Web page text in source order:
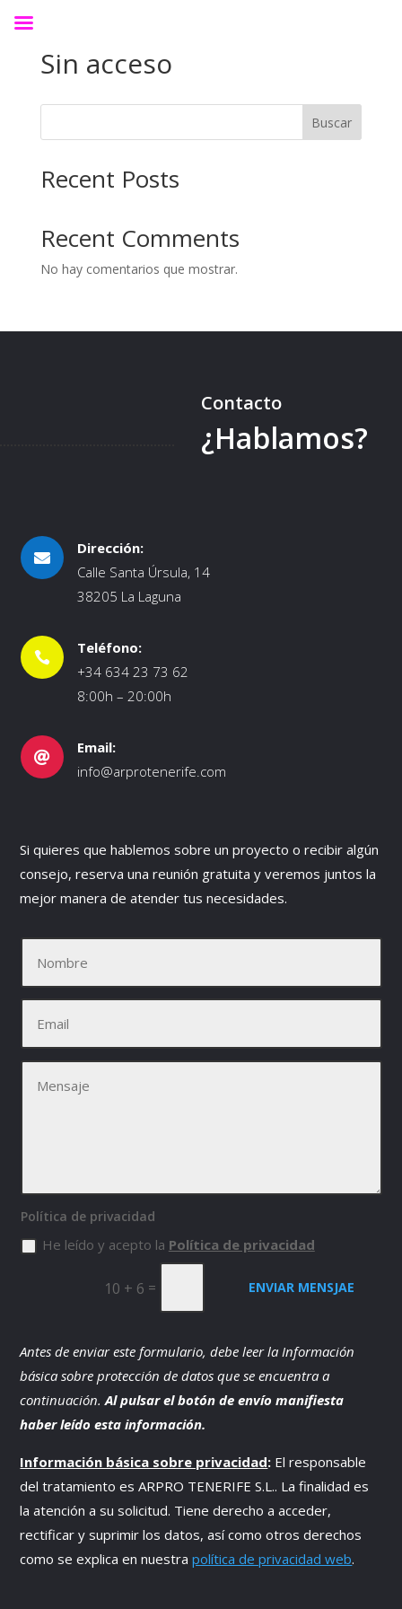
Sin acceso
Buscar
Recent Posts
Recent Comments
No hay comentarios que mostrar.
Contacto
¿Hablamos?

Dirección:
Calle Santa Úrsula, 14
38205 La Laguna

Teléfono:
+34 634 23 73 62
8:00h – 20:00h

Email:
info@arprotenerife.com
Si quieres que hablemos sobre un proyecto o recibir algún
consejo, reserva una reunión gratuita y veremos juntos la
mejor manera de atender tus necesidades.
Política de privacidad
He leído y acepto la Política de privacidad
10 + 6 = ENVIAR MENSJAE
Antes de enviar este formulario, debe leer la Información
básica sobre protección de datos que se encuentra a
continuación. Al pulsar el botón de envío manifiesta
haber leído esta información.
Información básica sobre privacidad: El responsable
del tratamiento es ARPRO TENERIFE S.L.. La finalidad es
la atención a su solicitud. Tiene derecho a acceder,
rectificar y suprimir los datos, así como otros derechos
como se explica en nuestra política de privacidad web.